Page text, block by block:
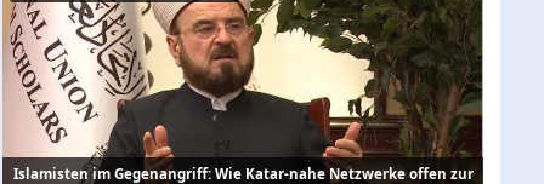
Islamisten im Gegenangriff: Wie Katar-nahe Netzwerke offen zur